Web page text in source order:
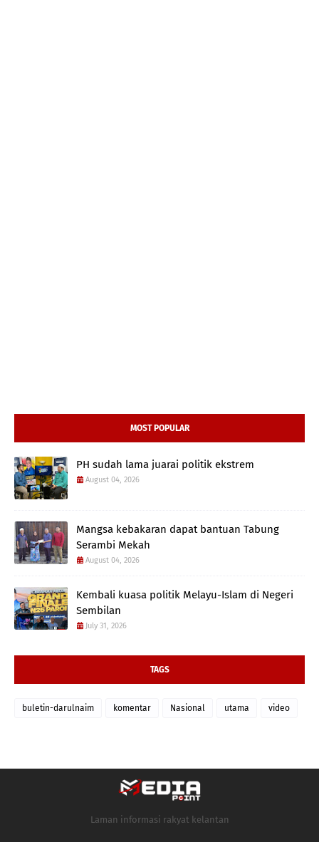
MOST POPULAR
PH sudah lama juarai politik ekstrem
August 04, 2026
Mangsa kebakaran dapat bantuan Tabung
Serambi Mekah
August 04, 2026
Kembali kuasa politik Melayu-Islam di Negeri
Sembilan
July 31, 2026
TAGS
buletin-darulnaim komentar Nasional utama video
Laman informasi rakyat kelantan